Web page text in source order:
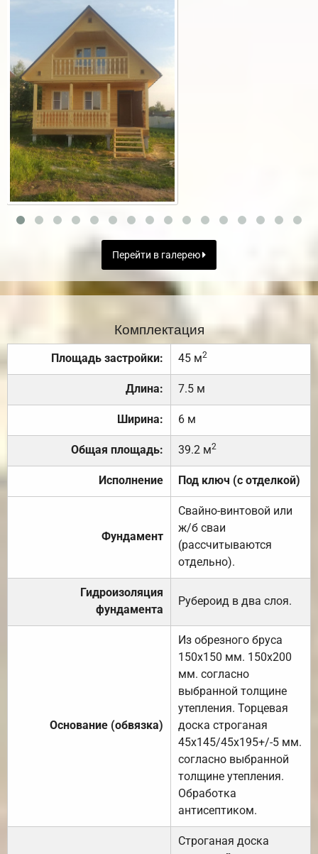
Перейти в галерею
Комплектация
Площадь застройки: 45 м2
Длина: 7.5 м
Ширина: 6 м
Общая площадь: 39.2 м2
Исполнение Под ключ (с отделкой)
Фундамент
Свайно-винтовой или
ж/б сваи
(рассчитываются
отдельно).
Гидроизоляция
фундамента
Рубероид в два слоя.
Основание (обвязка)
Из обрезного бруса
150х150 мм. 150х200
мм. согласно
выбранной толщине
утепления. Торцевая
доска строганая
45х145/45х195+/-5 мм.
согласно выбранной
толщине утепления.
Обработка
антисептиком.
Строганая доска